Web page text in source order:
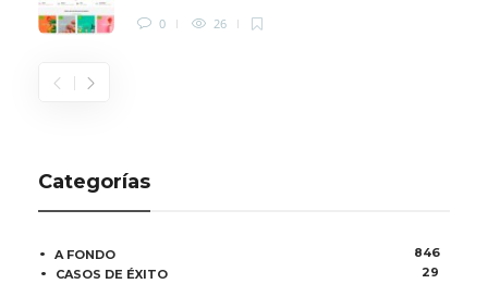
0 26
Categorías
A FONDO
846
CASOS DE ÉXITO
29